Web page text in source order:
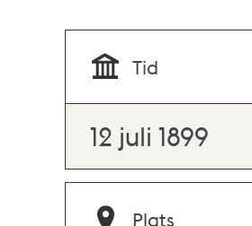
Tid
12 juli 1899
Plats